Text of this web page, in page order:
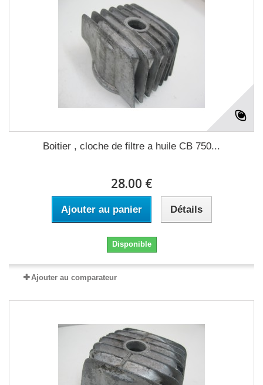
Boitier , cloche de filtre a huile CB 750...
28.00 €
Ajouter au panier Détails
Disponible
Ajouter au comparateur